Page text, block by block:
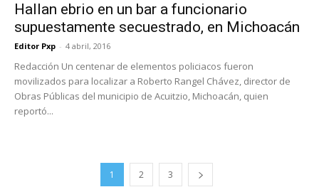
Hallan ebrio en un bar a funcionario
supuestamente secuestrado, en Michoacán
Editor Pxp - 4 abril, 2016
Redacción Un centenar de elementos policiacos fueron
movilizados para localizar a Roberto Rangel Chávez, director de
Obras Públicas del municipio de Acuitzio, Michoacán, quien
reportó...
1 2 3